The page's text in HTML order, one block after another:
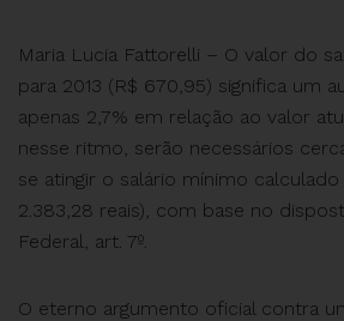
Maria Lucia Fattorelli – O valor do
para 2013 (R$ 670,95) significa um
apenas 2,7% em relação ao valor
nesse ritmo, serão necessários
se atingir o salário mínimo
2.383,28 reais), com base no
Federal, art. 7º.
O eterno argumento oficial contra